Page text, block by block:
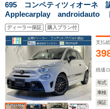
695 コンペティツィオーネ
Applecarplay androidauto
カーボンバックシート ブレン
コードモンツァマフラー
ディーラー保証 購入プラン付
支払
残価
年式
車検
保証